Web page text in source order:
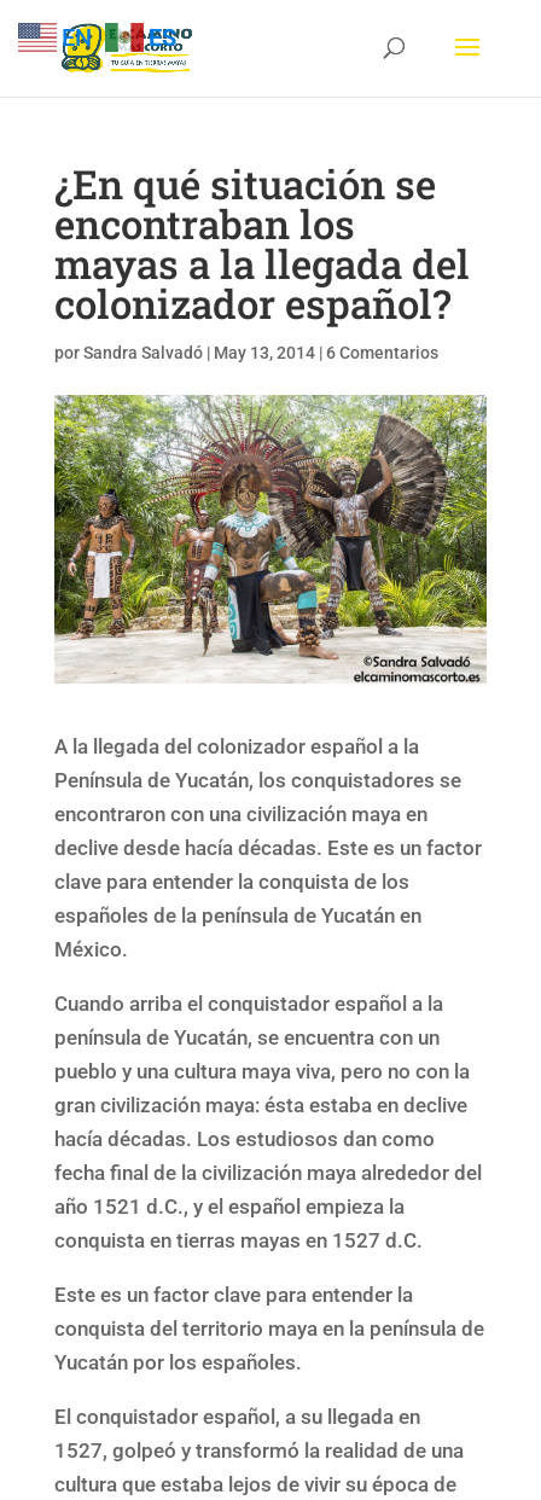
¿En qué situación se
encontraban los
mayas a la llegada del
colonizador español?
porSandra Salvadó| May 13, 2014|6 Comentarios
A la llegada del colonizador español a la
Península de Yucatán, los conquistadores se
encontraron con una civilización maya en
declive desde hacía décadas. Este es un factor
clave para entender la conquista de los
españoles de la península de Yucatán en
México.
Cuando arriba el conquistador español a la
península de Yucatán, se encuentra con un
pueblo y una cultura maya viva, pero no con la
gran civilización maya: ésta estaba en declive
hacía décadas. Los estudiosos dan como
fecha final de la civilización maya alrededor del
año 1521 d.C., y el español empieza la
conquista en tierras mayas en 1527 d.C.
Este es un factor clave para entender la
conquista del territorio maya en la península de
Yucatán por los españoles.
El conquistador español, a su llegada en
1527, golpeó y transformó la realidad de una
cultura que estaba lejos de vivir su época de
EN ES